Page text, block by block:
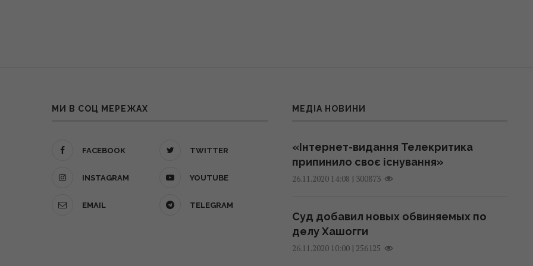
МИ В СОЦ МЕРЕЖАХ
FACEBOOK TWITTER
INSTAGRAM YOUTUBE
EMAIL TELEGRAM
МЕДІА НОВИНИ
«Інтернет-видання Телекритика
припинило своє існування»
26.11.2020 14:08 | 300873
Суд добавил новых обвиняемых по
делу Хашогги
26.11.2020 10:00| 256125